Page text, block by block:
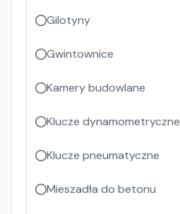
Gilotyny
Gwintownice
Kamery budowlane
Klucze dynamometryczne
Klucze pneumatyczne
Mieszadła do betonu